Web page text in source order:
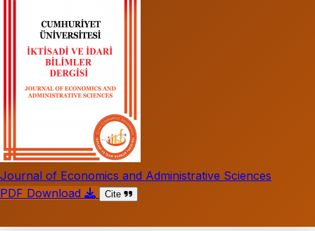
Journal of Economics and Administrative Sciences
PDF Download
Cite